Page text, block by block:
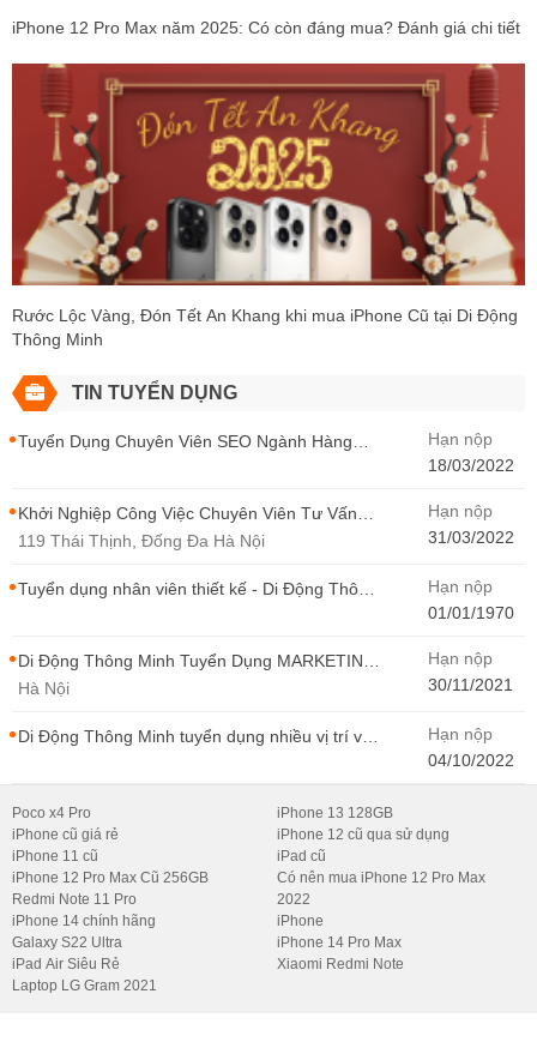
iPhone 12 Pro Max năm 2025: Có còn đáng mua? Đánh giá chi tiết
Rước Lộc Vàng, Đón Tết An Khang khi mua iPhone Cũ tại Di Động
Thông Minh
TIN TUYỂN DỤNG
Tuyển Dụng Chuyên Viên SEO Ngành Hàng
Hạn nộp
18/03/2022
Khởi Nghiệp Công Việc Chuyên Viên Tư Vấn
Bán Hàng Di Động Thông Minh
119 Thái Thịnh, Đống Đa Hà Nội
Hạn nộp
31/03/2022
Tuyển dụng nhân viên thiết kế - Di Động Thông
Hạn nộp
01/01/1970
Di Động Thông Minh Tuyển Dụng MARKETING
- CONTENT WIRITER
Hà Nội
Hạn nộp
30/11/2021
Di Động Thông Minh tuyển dụng nhiều vị trí với
Thông Minh
Hạn nộp
04/10/2022
Poco x4 Pro
iPhone cũ giá rẻ
iPhone 11 cũ
iPhone 12 Pro Max Cũ 256GB
Redmi Note 11 Pro
iPhone 14 chính hãng
Galaxy S22 Ultra
iPad Air Siêu Rẻ
Laptop LG Gram 2021
iPhone 13 128GB
iPhone 12 cũ qua sử dụng
iPad cũ
Có nên mua iPhone 12 Pro Max
2022
iPhone
iPhone 14 Pro Max
Xiaomi Redmi Note